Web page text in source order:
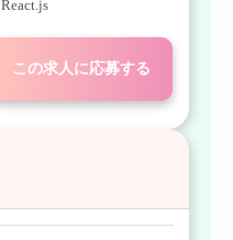
React.js
この求人に応募する